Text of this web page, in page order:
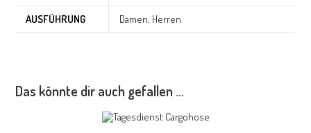
AUSFÜHRUNG
Damen, Herren
Das könnte dir auch gefallen …